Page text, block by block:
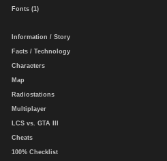
Fonts (1)
Information / Story
Facts / Technology
Characters
Map
Radiostations
Multiplayer
LCS vs. GTA III
Cheats
100% Checklist